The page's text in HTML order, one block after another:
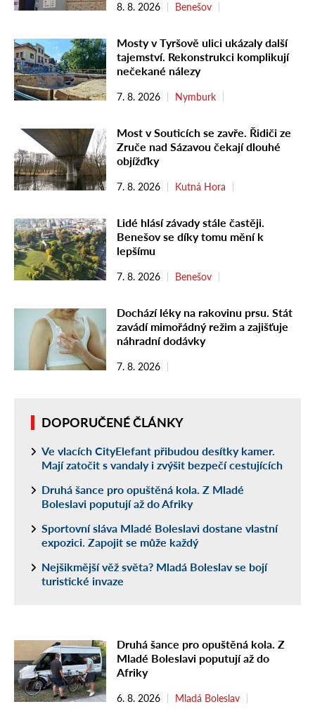
8. 8. 2026 Benešov
Mosty v Tyršově ulici ukázaly další
tajemství. Rekonstrukci komplikují
nečekané nálezy
7. 8. 2026 Nymburk
Most v Souticích se zavře. Řidiči ze
Zruče nad Sázavou čekají dlouhé
objížďky
7. 8. 2026 Kutná Hora
Lidé hlásí závady stále častěji.
Benešov se díky tomu mění k
lepšímu
7. 8. 2026 Benešov
Dochází léky na rakovinu prsu. Stát
zavádí mimořádný režim a zajišťuje
náhradní dodávky
7. 8. 2026
DOPORUČENÉ ČLÁNKY
Ve vlacích CityElefant přibudou desítky kamer.
Mají zatočit s vandaly i zvýšit bezpečí cestujících
Druhá šance pro opuštěná kola. Z Mladé
Boleslavi poputují až do Afriky
Sportovní sláva Mladé Boleslavi dostane vlastní
expozici. Zapojit se může každý
Nejšikmější věž světa? Mladá Boleslav se bojí
turistické invaze
Druhá šance pro opuštěná kola. Z
Mladé Boleslavi poputují až do
Afriky
6. 8. 2026 Mladá Boleslav